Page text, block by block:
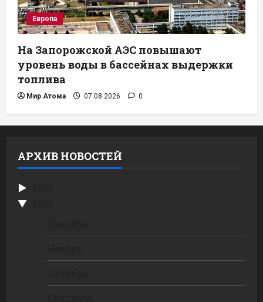
Европа
На Запорожской АЭС повышают
уровень воды в бассейнах выдержки
топлива
Мир Атома 07.08.2026 0
АРХИВ НОВОСТЕЙ